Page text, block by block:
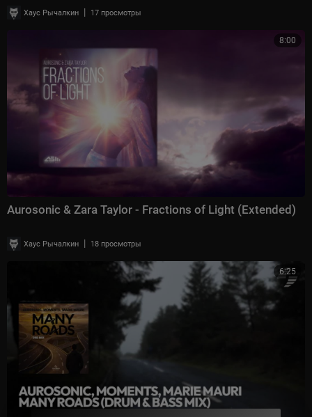
Хаус Рычалкин | 17 просмотры
8:00
Aurosonic & Zara Taylor - Fractions of Light (Extended)
Хаус Рычалкин | 18 просмотры
6:25